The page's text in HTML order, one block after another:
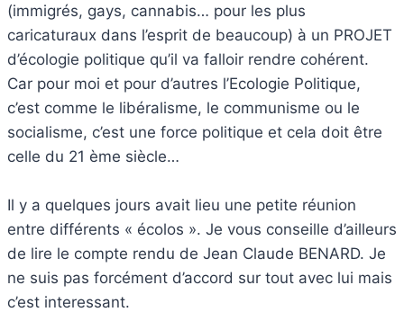
(immigrés, gays, cannabis… pour les plus
caricaturaux dans l’esprit de beaucoup) à un PROJET
d’écologie politique qu’il va falloir rendre cohérent.
Car pour moi et pour d’autres l’Ecologie Politique,
c’est comme le libéralisme, le communisme ou le
socialisme, c’est une force politique et cela doit être
celle du 21 ème siècle…
Il y a quelques jours avait lieu une petite réunion
entre différents « écolos ». Je vous conseille d’ailleurs
de lire le compte rendu de Jean Claude BENARD. Je
ne suis pas forcément d’accord sur tout avec lui mais
c’est interessant.